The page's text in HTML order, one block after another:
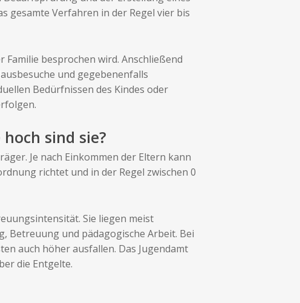
gesamte Verfahren in der Regel vier bis
besprochen wird. Anschließend
und gegebenenfalls
Bedürfnissen des Kindes oder
sind sie?
Je nach Einkommen der Eltern kann
richtet und in der Regel zwischen 0
Sie liegen meist
Betreuung und pädagogische Arbeit. Bei
auch höher ausfallen. Das Jugendamt
die Entgelte.